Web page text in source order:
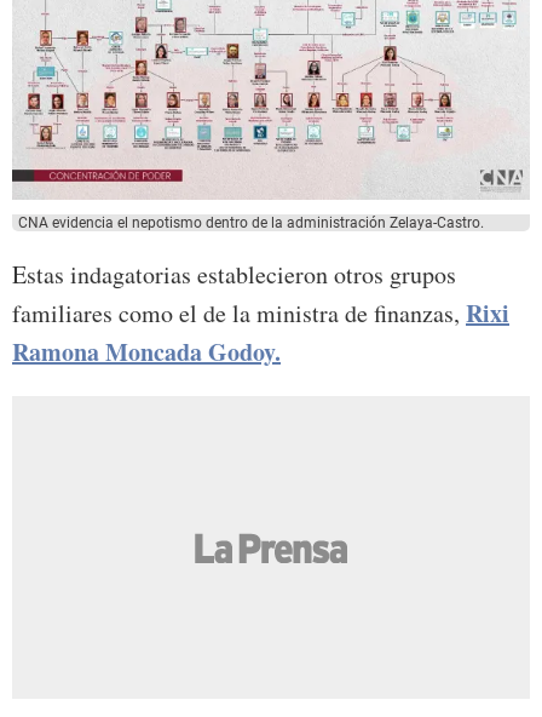
CNA evidencia el nepotismo dentro de la administración Zelaya-Castro.
Estas indagatorias establecieron otros grupos
familiares como el de la ministra de finanzas, Rixi
Ramona Moncada Godoy.